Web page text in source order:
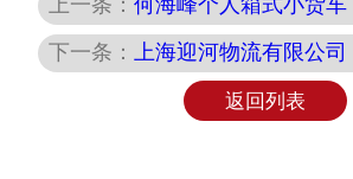
上一条： 何海峰个人箱式小货车
下一条：
上海迎河物流有限公司
返回列表